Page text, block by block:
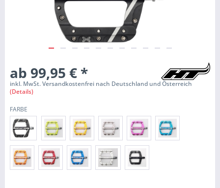
ab 99,95 € *
inkl. MwSt. Versandkostenfrei nach Deutschland und Österreich
(Details)
FARBE